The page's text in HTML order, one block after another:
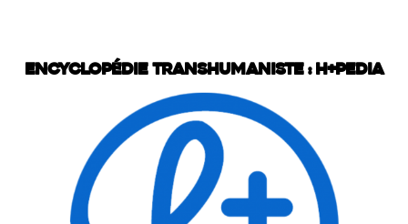
Encyclopédie transhumaniste : H+Pedia